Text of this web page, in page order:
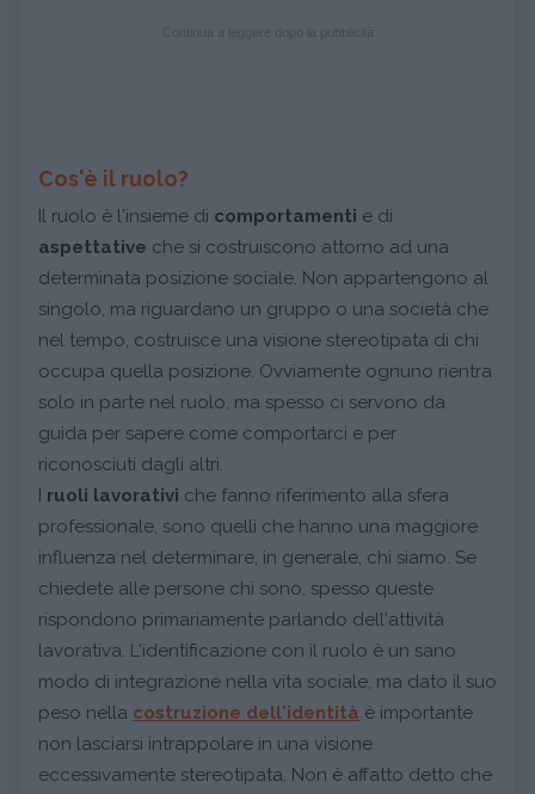
Cos'è il ruolo?
Il ruolo è l'insieme di comportamenti e di
aspettative che si costruiscono attorno ad una
determinata posizione sociale. Non appartengono al
singolo, ma riguardano un gruppo o una società che
nel tempo, costruisce una visione stereotipata di chi
occupa quella posizione. Ovviamente ognuno rientra
solo in parte nel ruolo, ma spesso ci servono da
guida per sapere come comportarci e per
riconosciuti dagli altri.
I ruoli lavorativi che fanno riferimento alla sfera
professionale, sono quelli che hanno una maggiore
influenza nel determinare, in generale, chi siamo. Se
chiedete alle persone chi sono, spesso queste
rispondono primariamente parlando dell'attività
lavorativa. L'identificazione con il ruolo è un sano
modo di integrazione nella vita sociale, ma dato il suo
peso nella costruzione dell'identità è importante
non lasciarsi intrappolare in una visione
eccessivamente stereotipata. Non è affatto detto che